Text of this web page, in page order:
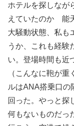
ホテルを探しなが
えていたのか
大騒動状態、私も
うか、これも経験
い。登場時間も近
（こんなに鞄が
ルはANA搭乗口の
回った。やっと探
何もないものだっ